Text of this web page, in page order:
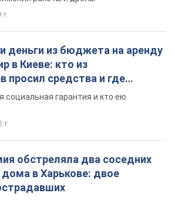
т.
деньги из бюджета на аренду
в Киеве: кто из
просил средства и где
социальная гарантия и кто ею
т.
обстреляла два соседних
в Харькове: двое